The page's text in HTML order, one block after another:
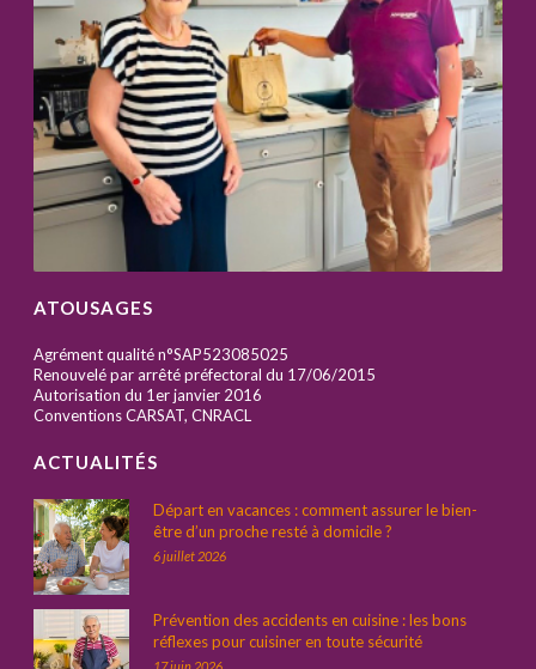
ATOUSAGES
Agrément qualité n°SAP523085025
Renouvelé par arrêté préfectoral du 17/06/2015
Autorisation du 1er janvier 2016
Conventions CARSAT, CNRACL
ACTUALITÉS
Départ en vacances : comment assurer le bien-
être d’un proche resté à domicile ?
6 juillet 2026
Prévention des accidents en cuisine : les bons
réflexes pour cuisiner en toute sécurité